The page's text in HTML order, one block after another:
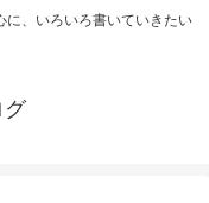
に、いろいろ書いていきたい
グ